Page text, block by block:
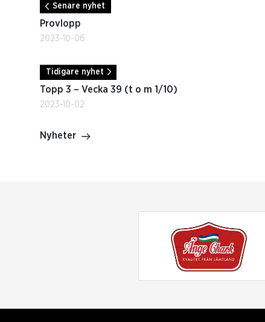
Senare nyhet
Provlopp
2023-10-06
Tidigare nyhet
Topp 3 – Vecka 39 (t o m 1/10)
2023-10-02
Nyheter